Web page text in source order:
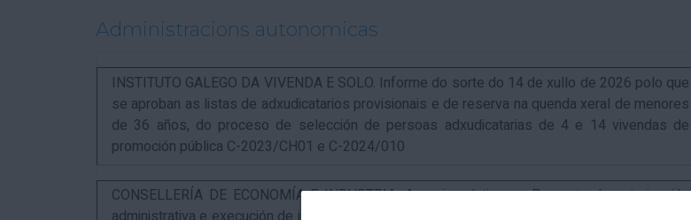
Administracions autonomicas
INSTITUTO GALEGO DA VIVENDA E SOLO. Informe do sorte do 14 de xullo de 2026 polo que
se aproban as listas de adxudicatarios provisionais e de reserva na quenda xeral de menores
de 36 años, do proceso de selección de persoas adxudicatarias de 4 e 14 vivendas de
promoción pública C-2023/CH01 e C-2024/010
CONSELLERÍA DE ECONOMÍA E INDUSTRIA. Anuncio relativo ao Proxecto de autorización